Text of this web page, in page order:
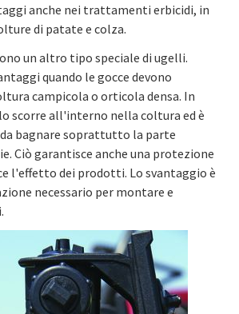
anche nei trattamenti erbicidi, in
di patate e colza.
un altro tipo speciale di ugelli.
quando le gocce devono
campicola o orticola densa. In
scorre all'interno nella coltura ed è
bagnare soprattutto la parte
Ciò garantisce anche una protezione
l'effetto dei prodotti. Lo svantaggio è
necessario per montare e